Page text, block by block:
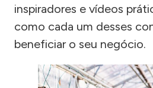
inspiradores e vídeos
como cada um desses
beneficiar o seu negócio.